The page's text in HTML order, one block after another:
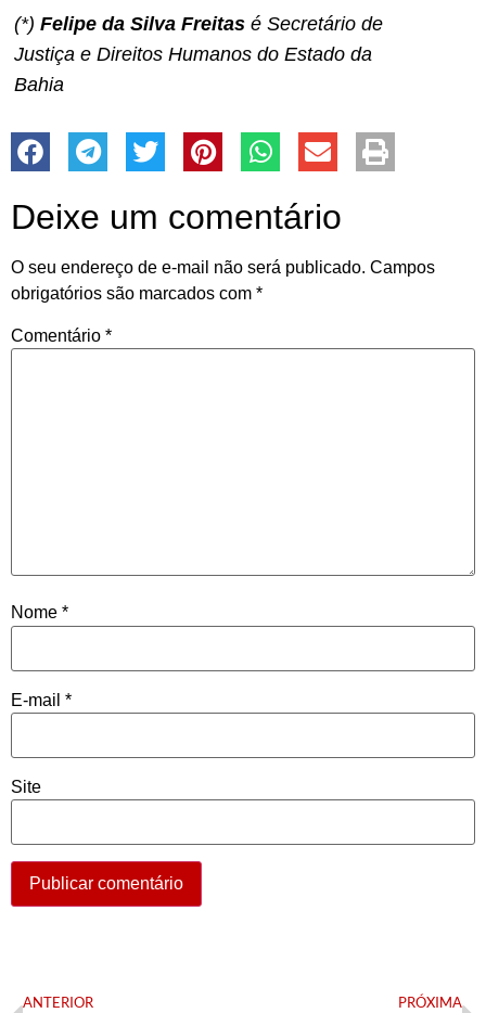
(*) Felipe da Silva Freitas é Secretário de
Justiça e Direitos Humanos do Estado da
Bahia
Deixe um comentário
O seu endereço de e-mail não será publicado. Campos
obrigatórios são marcados com *
Comentário *
Nome *
E-mail *
Site
ANTERIOR PRÓXIMA